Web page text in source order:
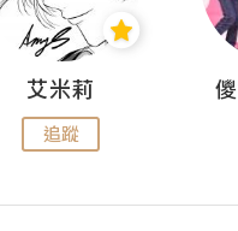
艾米莉
追蹤